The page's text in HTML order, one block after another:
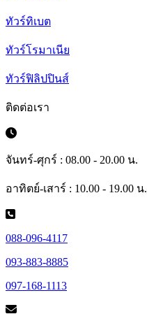
ทัวร์ทิเบต
ทัวร์โรมาเนีย
ทัวร์ฟิลิปปินส์
ติดต่อเรา
จันทร์-ศุกร์ : 08.00 - 20.00 น.
อาทิตย์-เสาร์ : 10.00 - 19.00 น.
088-096-4117
093-883-8885
097-168-1113